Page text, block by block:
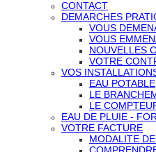
CONTACT
DEMARCHES
VOUS
VOUS
NOUVELLES
VOTRE
VOS
EAU POTABLE
LE
LE
EAU DE PLUIE -
VOTRE FACTURE
MODALITE